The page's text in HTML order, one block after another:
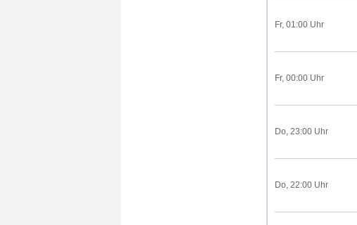
Fr, 01:00 Uhr
Fr, 00:00 Uhr
Do, 23:00 Uhr
Do, 22:00 Uhr